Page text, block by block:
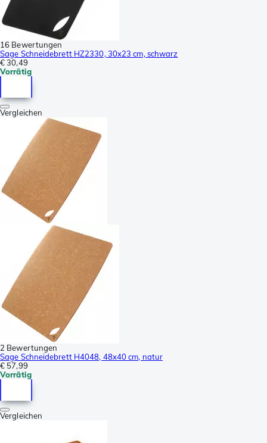
16 Bewertungen
Sage Schneidebrett HZ2330, 30x23 cm, schwarz
€ 30,49
Vorrätig
Vergleichen
2 Bewertungen
Sage Schneidebrett H4048, 48x40 cm, natur
€ 57,99
Vorrätig
Vergleichen